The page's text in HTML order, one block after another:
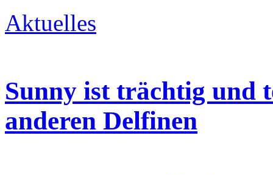
Aktuelles
Sunny ist trächtig und
anderen Delfinen